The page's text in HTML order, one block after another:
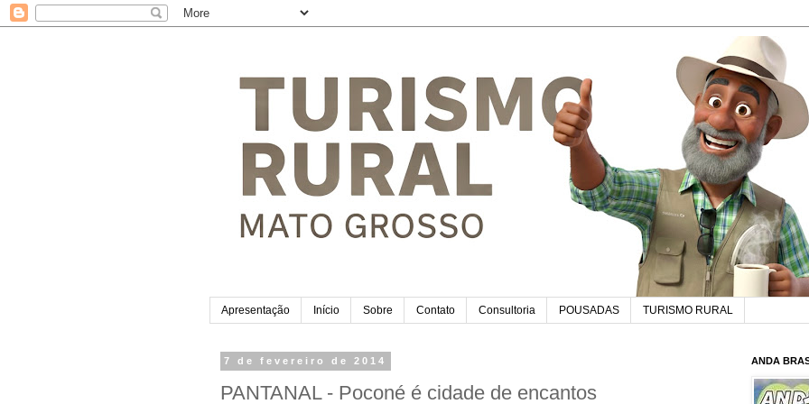
Apresentação Início Sobre Contato Consultoria POUSADAS TURISMO RURAL
7 de fevereiro de 2014
PANTANAL - Poconé é cidade de encantos
ANDA